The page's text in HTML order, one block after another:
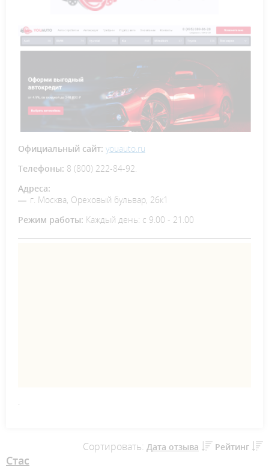
Официальный сайт: youauto.ru
Телефоны: 8 (800) 222-84-92.
Адреса:
г. Москва, Ореховый бульвар, 26к1
Режим работы: Каждый день: с 9.00 - 21.00
.
Сортировать: Дата отзыва Рейтинг
Стас